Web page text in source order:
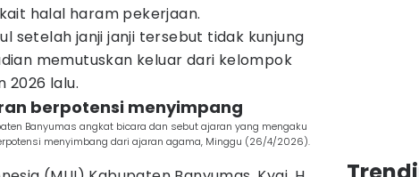
halal haram pekerjaan.
setelah janji janji tersebut tidak kunjung
memutuskan keluar dari kelompok
2026 lalu.
berpotensi menyimpang
Banyumas angkat bicara dan sebut ajaran yang mengaku
menyimbang dari ajaran agama, Minggu (26/4/2026).